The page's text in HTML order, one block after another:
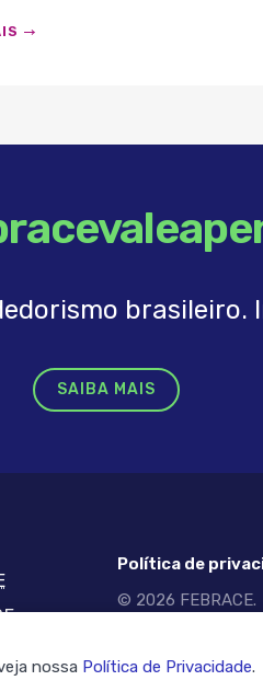
SAIBA MAIS
Política de
© 2026 FEBRACE.
nossa Política de Privacidade.